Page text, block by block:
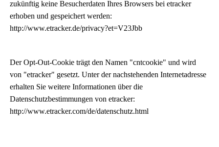
zukünftig keine Besucherdaten Ihres Browsers bei etracker
erhoben und gespeichert werden:
http://www.etracker.de/privacy?et=V23Jbb
Der Opt-Out-Cookie trägt den Namen "cntcookie" und wird
von "etracker" gesetzt. Unter der nachstehenden Internetadresse
erhalten Sie weitere Informationen über die
Datenschutzbestimmungen von etracker:
http://www.etracker.com/de/datenschutz.html